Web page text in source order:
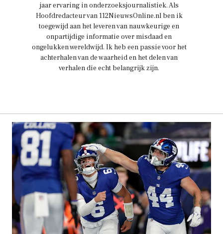
jaar ervaring in onderzoeksjournalistiek. Als
Hoofdredacteur van 112NieuwsOnline.nl ben ik
toegewijd aan het leveren van nauwkeurige en
onpartijdige informatie over misdaad en
ongelukken wereldwijd. Ik heb een passie voor het
achterhalen van de waarheid en het delen van
verhalen die echt belangrijk zijn.